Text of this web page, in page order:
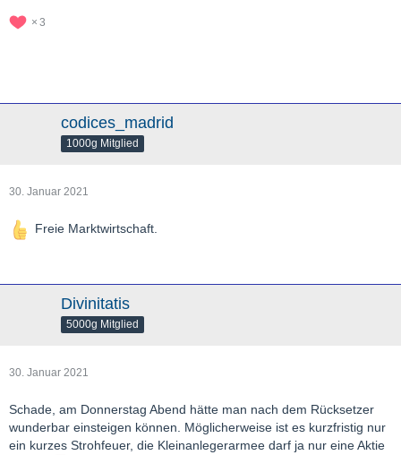
3
codices_madrid
1000g Mitglied
30. Januar 2021
Freie Marktwirtschaft.
Divinitatis
5000g Mitglied
30. Januar 2021
Schade, am Donnerstag Abend hätte man nach dem Rücksetzer
wunderbar einsteigen können. Möglicherweise ist es kurzfristig nur
ein kurzes Strohfeuer, die Kleinanlegerarmee darf ja nur eine Aktie